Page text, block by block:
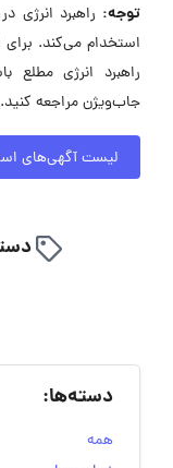
توجه:
استخدام می‌کند.
راهبرد انرژی
جاب‌ویژن مراجعه کنید.
لیست آگهی‌های
دسته‌ها:
همه